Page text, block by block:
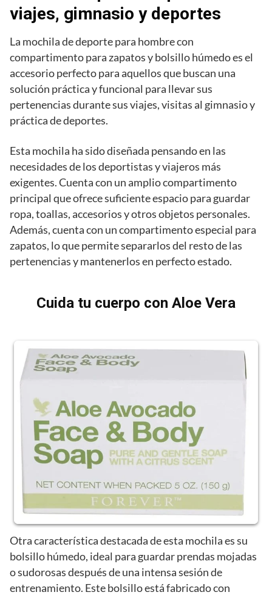
viajes, gimnasio y deportes
La mochila de deporte para hombre con
compartimento para zapatos y bolsillo húmedo es el
accesorio perfecto para aquellos que buscan una
solución práctica y funcional para llevar sus
pertenencias durante sus viajes, visitas al gimnasio y
práctica de deportes.
Esta mochila ha sido diseñada pensando en las
necesidades de los deportistas y viajeros más
exigentes. Cuenta con un amplio compartimento
principal que ofrece suficiente espacio para guardar
ropa, toallas, accesorios y otros objetos personales.
Además, cuenta con un compartimento especial para
zapatos, lo que permite separarlos del resto de las
pertenencias y mantenerlos en perfecto estado.
Cuida tu cuerpo con Aloe Vera
Otra característica destacada de esta mochila es su
bolsillo húmedo, ideal para guardar prendas mojadas
o sudorosas después de una intensa sesión de
entrenamiento. Este bolsillo está fabricado con